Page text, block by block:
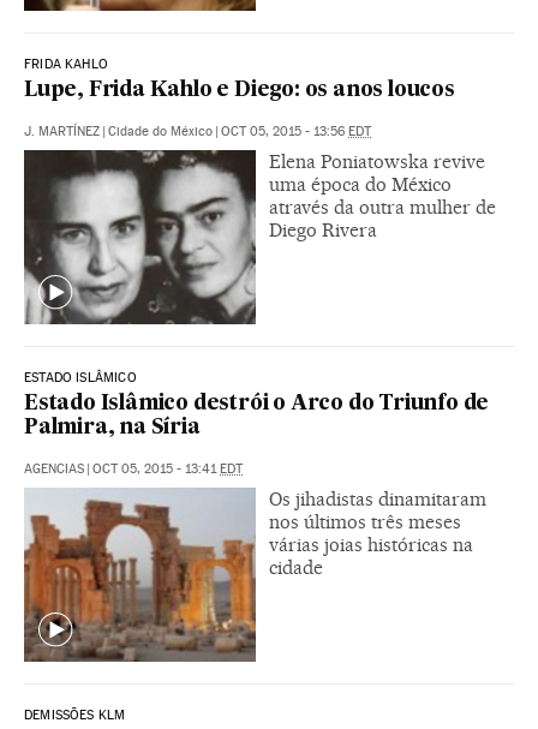
FRIDA KAHLO
Lupe, Frida Kahlo e Diego: os anos loucos
J. MARTÍNEZ | Cidade do México | OCT 05, 2015 - 13:56 EDT
Elena Poniatowska revive
uma época do México
através da outra mulher de
Diego Rivera
ESTADO ISLÂMICO
Estado Islâmico destrói o Arco do Triunfo de
Palmira, na Síria
AGENCIAS | OCT 05, 2015 - 13:41EDT
Os jihadistas dinamitaram
nos últimos três meses
várias joias históricas na
cidade
DEMISSÕES KLM